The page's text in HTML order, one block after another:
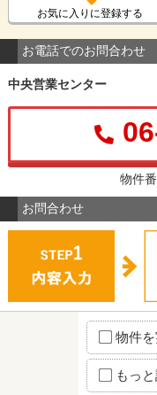
お気に入りに登録する
お電話でのお問合わせ
中央営業センター
物件
お問合わせ
物件
もっ